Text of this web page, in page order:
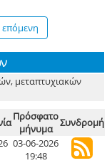
επόμενη
μεταπτυχιακών
Πρόσφατο
μήνυμα Συνδρομή
03-06-2026
19:48